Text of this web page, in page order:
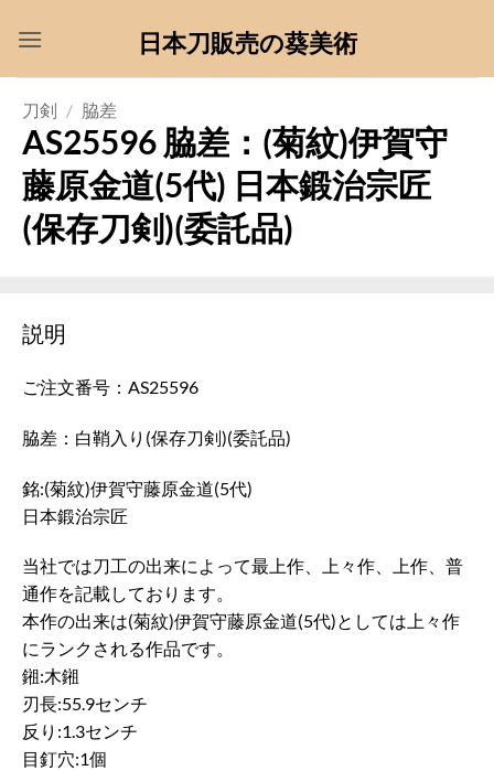
日本刀販売の葵美術
刀剣 / 脇差
AS25596 脇差：(菊紋)伊賀守
藤原金道(5代) 日本鍛治宗匠
(保存刀剣)(委託品)
説明
ご注文番号：AS25596
脇差：白鞘入り(保存刀剣)(委託品)
銘:(菊紋)伊賀守藤原金道(5代)
日本鍛治宗匠
当社では刀工の出来によって最上作、上々作、上作、普
通作を記載しております。
本作の出来は(菊紋)伊賀守藤原金道(5代)としては上々作
にランクされる作品です。
鎺:木鎺
刃長:55.9センチ
反り:1.3センチ
目釘穴:1個